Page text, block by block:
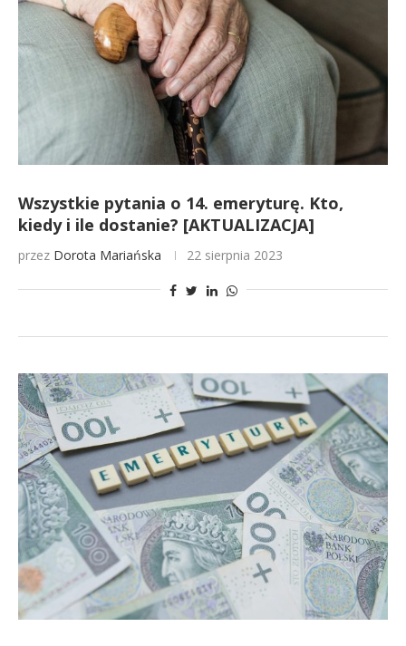
Wszystkie pytania o 14. emeryturę. Kto,
kiedy i ile dostanie? [AKTUALIZACJA]
przez Dorota Mariańska 22 sierpnia 2023